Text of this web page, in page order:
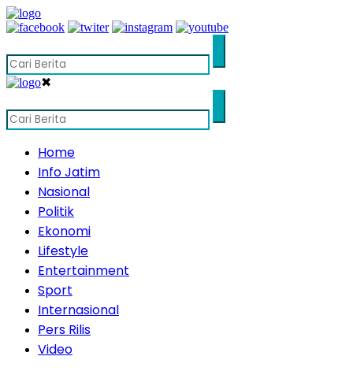
✖
Home
Info Jatim
Nasional
Politik
Ekonomi
Lifestyle
Entertainment
Sport
Internasional
Pers Rilis
Video